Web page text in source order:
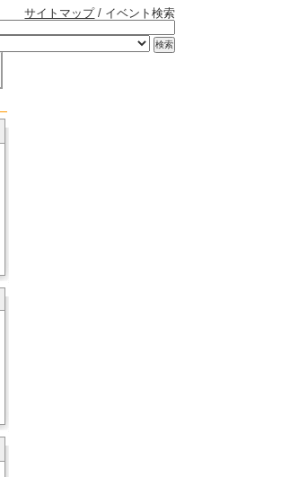
サイトマップ/ イベント検索